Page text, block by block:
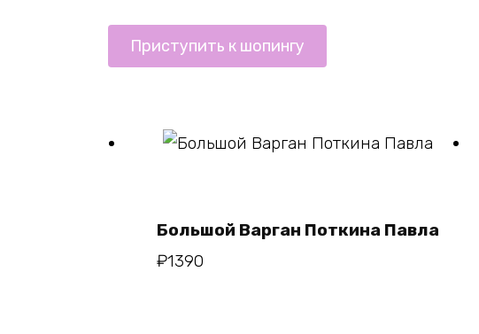
Приступить к шопингу
Большой Варган Поткина Павла
₽1390